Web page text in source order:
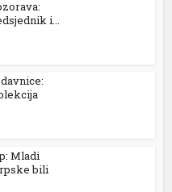
i...
Mladi
bili